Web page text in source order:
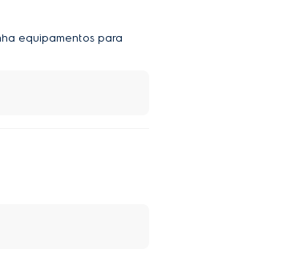
equipamentos para